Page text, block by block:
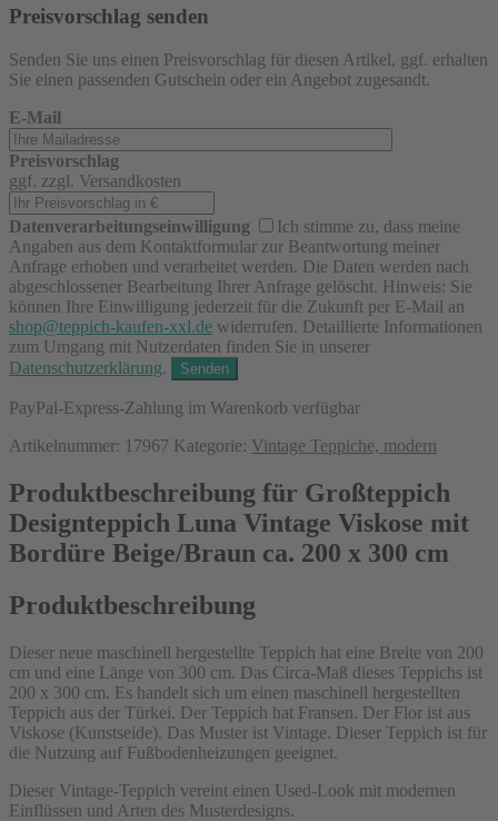
Preisvorschlag senden
Senden Sie uns einen Preisvorschlag für diesen Artikel, ggf. erhalten
Sie einen passenden Gutschein oder ein Angebot zugesandt.
E-Mail
Preisvorschlag
ggf. zzgl. Versandkosten
Datenverarbeitungseinwilligung
Ich stimme zu, dass meine
Angaben aus dem Kontaktformular zur Beantwortung meiner
Anfrage erhoben und verarbeitet werden. Die Daten werden nach
abgeschlossener Bearbeitung Ihrer Anfrage gelöscht. Hinweis: Sie
können Ihre Einwilligung jederzeit für die Zukunft per E-Mail an
shop@teppich-kaufen-xxl.de widerrufen. Detaillierte Informationen
zum Umgang mit Nutzerdaten finden Sie in unserer
Datenschutzerklärung.
PayPal-Express-Zahlung im Warenkorb verfügbar
Artikelnummer: 17967 Kategorie: Vintage Teppiche, modern
Produktbeschreibung für Großteppich
Designteppich Luna Vintage Viskose mit
Bordüre Beige/Braun ca. 200 x 300 cm
Produktbeschreibung
Dieser neue maschinell hergestellte Teppich hat eine Breite von 200
cm und eine Länge von 300 cm. Das Circa-Maß dieses Teppichs ist
200 x 300 cm. Es handelt sich um einen maschinell hergestellten
Teppich aus der Türkei. Der Teppich hat Fransen. Der Flor ist aus
Viskose (Kunstseide). Das Muster ist Vintage. Dieser Teppich ist für
die Nutzung auf Fußbodenheizungen geeignet.
Dieser Vintage-Teppich vereint einen Used-Look mit modernen
Einflüssen und Arten des Musterdesigns.